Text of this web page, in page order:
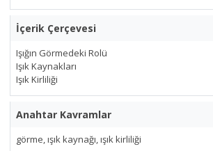
İçerik Çerçevesi
Işığın Görmedeki Rolü
Işık Kaynakları
Işık Kirliliği
Anahtar Kavramlar
görme, ışık kaynağı, ışık kirliliği